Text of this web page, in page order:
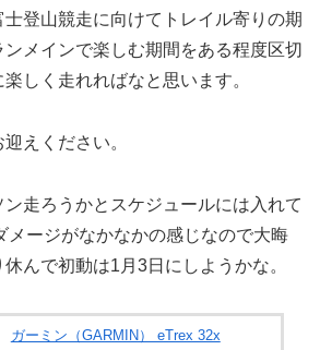
登山競走に向けてトレイル寄りの期
メインで楽しむ期間をある程度区切
しく走れればなと思います。
えください。
走ろうかとスケジュールには入れて
メージがなかなかの感じなので大晦
んで初動は1月3日にしようかな。
ガーミン（GARMIN） eTrex 32x